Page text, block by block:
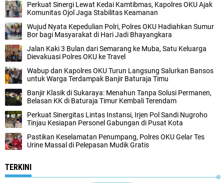
Perkuat Sinergi Lewat Kedai Kamtibmas, Kapolres OKU Ajak
Komunitas Ojol Jaga Stabilitas Keamanan
Wujud Nyata Kepedulian Polri, Polres OKU Hadiahkan Sumur
Bor bagi Masyarakat di Hari Jadi Bhayangkara
Jalan Kaki 3 Bulan dari Semarang ke Muba, Satu Keluarga
Dievakuasi Polres OKU ke Travel
Wabup dan Kapolres OKU Turun Langsung Salurkan Bansos
untuk Warga Terdampak Banjir Baturaja Timu
Banjir Klasik di Sukaraya: Menahun Tanpa Solusi Permanen,
Belasan KK di Baturaja Timur Kembali Terendam
Perkuat Sinergitas Lintas Instansi, Irjen Pol Sandi Nugroho
Tinjau Kesiapan Personel Gabungan di Pusat Kota
Pastikan Keselamatan Penumpang, Polres OKU Gelar Tes
Urine Massal di Pelepasan Mudik Gratis
TERKINI